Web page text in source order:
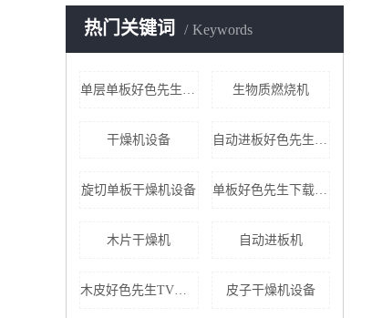
热门关键词 Keywords
单层单板好色先生下载安装 生物质燃烧机
干燥机设备 自动进板好色先生下载安装
旋切单板干燥机设备 ​单板好色先生下载安装
木片干燥机 自动进板机
木皮好色先生TV软件 皮子干燥机设备